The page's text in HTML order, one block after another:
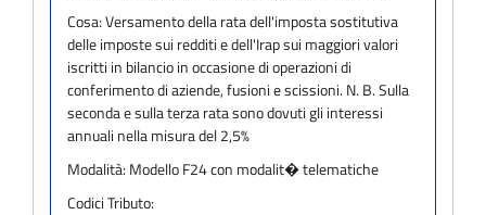
Cosa:Versamento della rata dell'imposta sostitutiva
delle imposte sui redditi e dell'Irap sui maggiori valori
iscritti in bilancio in occasione di operazioni di
conferimento di aziende, fusioni e scissioni. N. B. Sulla
seconda e sulla terza rata sono dovuti gli interessi
annuali nella misura del 2,5%
Modalità: Modello F24 con modalit� telematiche
Codici Tributo: